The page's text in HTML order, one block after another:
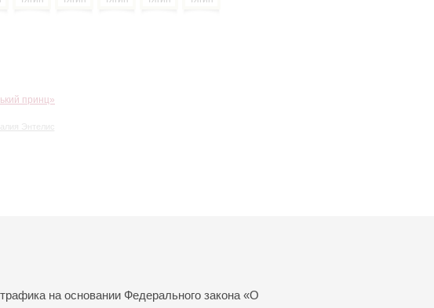
на основании Федерального закона «О
принц»
Энтелис